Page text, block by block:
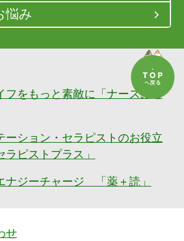
悩み
フをもっと素敵に「ナースぷら
ーション・セラピストのお役立
ラピストプラス」
ナジーチャージ 「薬＋読」
せ